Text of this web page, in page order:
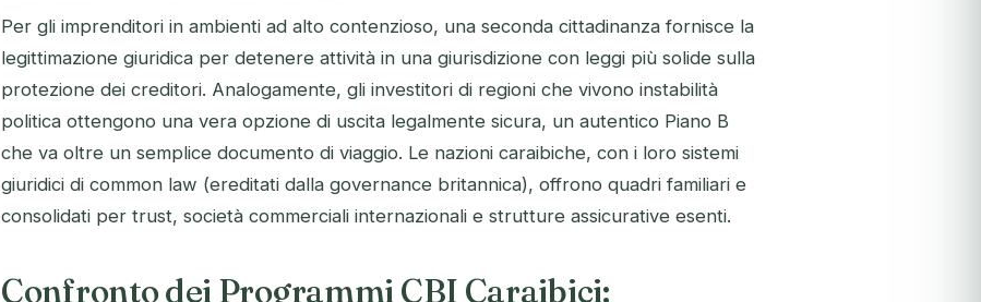
Per gli imprenditori in ambienti ad alto contenzioso, una seconda cittadinanza fornisce la
legittimazione giuridica per detenere attività in una giurisdizione con leggi più solide sulla
protezione dei creditori. Analogamente, gli investitori di regioni che vivono instabilità
politica ottengono una vera opzione di uscita legalmente sicura, un autentico Piano B
che va oltre un semplice documento di viaggio. Le nazioni caraibiche, con i loro sistemi
giuridici di common law (ereditati dalla governance britannica), offrono quadri familiari e
consolidati per trust, società commerciali internazionali e strutture assicurative esenti.
Confronto dei Programmi CBI Caraibici: